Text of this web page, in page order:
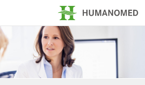
Rehabilitation Althofen
Privatklinik Villach